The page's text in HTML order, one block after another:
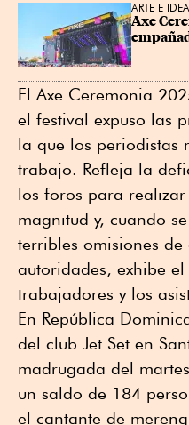
ARTE E
Axe
El Axe Ceremonia
el festival expuso las
la que los periodistas
trabajo. Refleja la
los foros para realizar
magnitud y, cuando
terribles omisiones
autoridades, exhibe
trabajadores y los
En República
del club Jet Set en
madrugada del
un saldo de 184
el cantante de